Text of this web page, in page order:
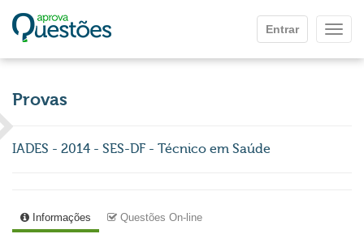
Entrar
Provas
IADES - 2014 - SES-DF - Técnico em Saúde
Informações Questões On-line